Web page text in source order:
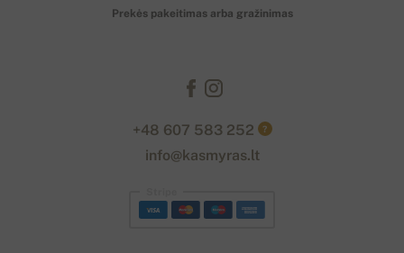
Prekės pakeitimas arba gražinimas
+48 607 583 252 ?
info@kasmyras.lt